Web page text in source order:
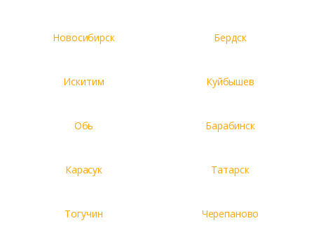
Новосибирск Бердск
Искитим Куйбышев
Обь Барабинск
Карасук Татарск
Тогучин Черепаново